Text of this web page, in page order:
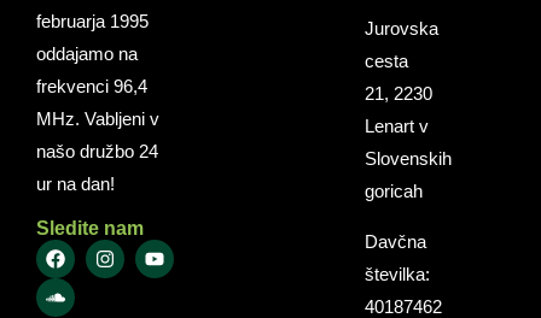
februarja 1995
oddajamo na
frekvenci 96,4
MHz. Vabljeni v
našo družbo 24
ur na dan!
Sledite nam
Jurovska
cesta
21, 2230
Lenart v
Slovenskih
goricah
Davčna
številka:
40187462